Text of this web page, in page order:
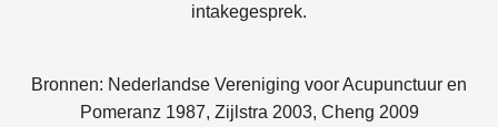
intakegesprek.
Bronnen: Nederlandse Vereniging voor Acupunctuur en
Pomeranz 1987, Zijlstra 2003, Cheng 2009